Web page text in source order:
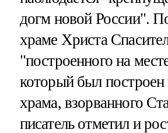
догм новой России".
храме Христа
"построенного на
который был построен
храма, взорванного
писатель отметил и